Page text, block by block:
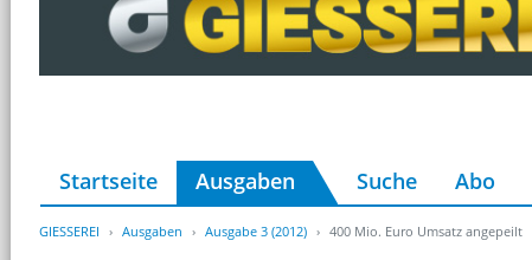
Startseite Ausgaben Suche Abo
GIESSEREI Ausgaben Ausgabe 3 (2012) 400 Mio. Euro Umsatz angepeilt